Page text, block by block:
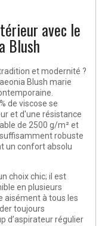
avec le
Blush
et modernité ?
Blush marie
de viscose se
et d'une résistance
de 2500 g/m² et
robuste
un confort absolu
choix chic; il est
en plusieurs
aisément à tous les
toujours
d’aspirateur régulier